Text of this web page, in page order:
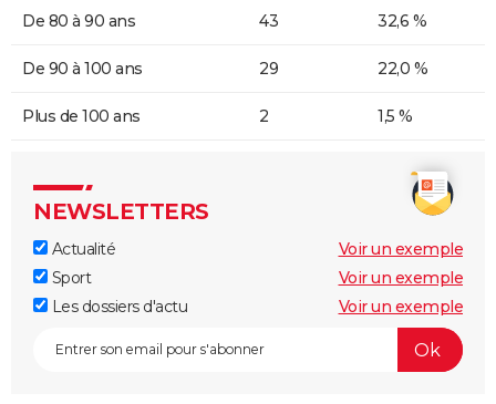
De 80 à 90 ans 43 32,6 %
De 90 à 100 ans 29 22,0 %
Plus de 100 ans 2 1,5 %
NEWSLETTERS
Actualité
Voir un exemple
Sport
Voir un exemple
Les dossiers d'actu
Voir un exemple